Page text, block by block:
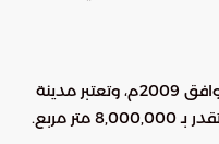
تأسست المدينة في عام 1430 هـ الموافق 2009م، وتعتبر مدينة
مربع.